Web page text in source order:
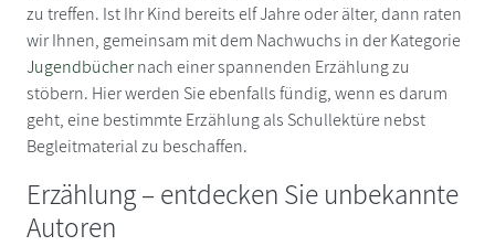
zu treffen. Ist Ihr Kind bereits elf Jahre oder älter, dann raten
wir Ihnen, gemeinsam mit dem Nachwuchs in der Kategorie
Jugendbüchernach einer spannenden Erzählung zu
stöbern. Hier werden Sie ebenfalls fündig, wenn es darum
geht, eine bestimmte Erzählung als Schullektüre nebst
Begleitmaterial zu beschaffen.
Erzählung – entdecken Sie unbekannte
Autoren